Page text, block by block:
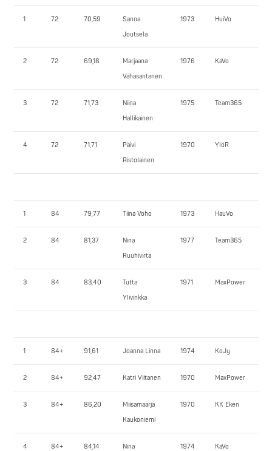
1 72 70,59
Sanna
Joutsela
1973 HuiVo
2 72 69,18
Marjaana
Vähäsantanen
1976 KaVo
3 72 71,73
Niina
Hallikainen
1975 Team365
4 72 71,71
Päivi
Ristolainen
1970 YlöR
1 84 79,77 Tiina Voho 1973 HauVo
2 84 81,37
Nina
Ruuhivirta
1977 Team365
3 84 83,40
Tutta
Ylivinkka
1971 MaxPower
1 84+ 91,61 Joanna Linna 1974 KoJy
2 84+ 92,47 Katri Viitanen 1970 MaxPower
3 84+ 86,20
Miisamaarja
Kaukoniemi
1970 KK Eken
4 84+ 84,14 Nina 1974 KaVo